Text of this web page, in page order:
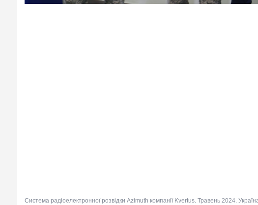
Система радіоелектронної розвідки Azimuth компанії Kvertus. Травень 2024.